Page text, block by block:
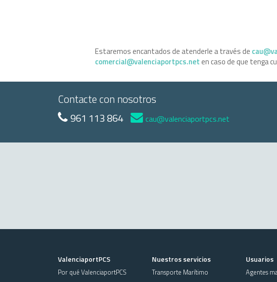
Estaremos encantados de atenderle a través de
comercial@valenciaportpcs.neten caso de que tenga
Contacte con nosotros
961 113 864 cau@valenciaportpcs.net
ValenciaportPCS
Por qué ValenciaportPCS
Nuestros servicios
Transporte Marítimo
Usuarios
Agentes